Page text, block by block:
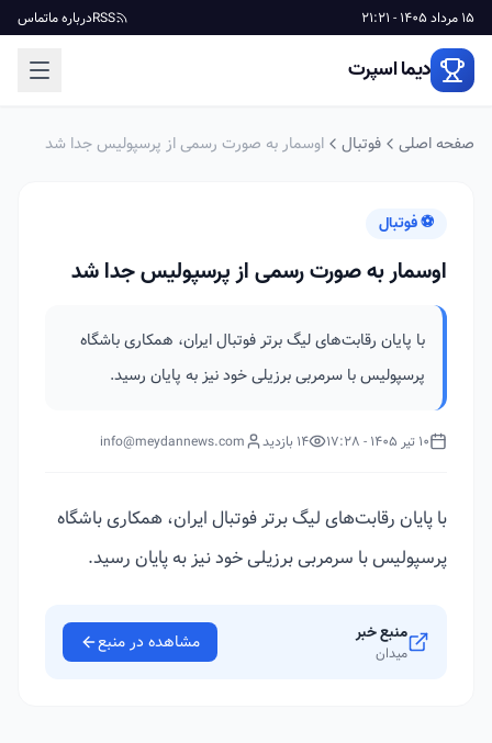
15 مرداد 1405 - 21:21 RSSدرباره ماتماس
دیما اسپرت
صفحه اصلی فوتبال اوسمار به صورت رسمی از پرسپولیس جدا شد
⚽ فوتبال
اوسمار به صورت رسمی از پرسپولیس جدا شد
با پایان رقابت‌های لیگ برتر فوتبال ایران، همکاری باشگاه
پرسپولیس با سرمربی برزیلی خود نیز به پایان رسید.
10 تیر 1405 - 17:28 14 بازدید info@meydannews.com
با پایان رقابت‌های لیگ برتر فوتبال ایران، همکاری باشگاه
پرسپولیس با سرمربی برزیلی خود نیز به پایان رسید.
منبع خبر
میدان مشاهده در منبع